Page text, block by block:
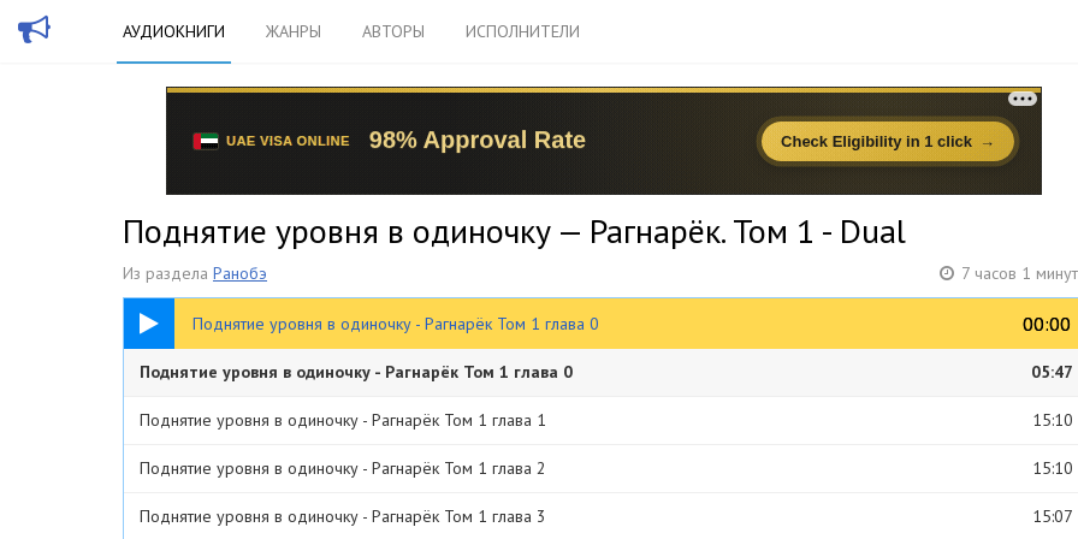
АУДИОКНИГИ ЖАНРЫ АВТОРЫ ИСПОЛНИТЕЛИ
Поднятие уровня в одиночку — Рагнарёк. Том 1 - Dual
Из раздела Ранобэ 7 часов 1
Поднятие уровня в одиночку - Рагнарёк Том 1 глава 0 00:00
00:00
05:47
Поднятие уровня в одиночку - Рагнарёк Том 1 глава 0 05:47
Поднятие уровня в одиночку - Рагнарёк Том 1 глава 1 15:10
Поднятие уровня в одиночку - Рагнарёк Том 1 глава 2 15:10
Поднятие уровня в одиночку - Рагнарёк Том 1 глава 3 15:07